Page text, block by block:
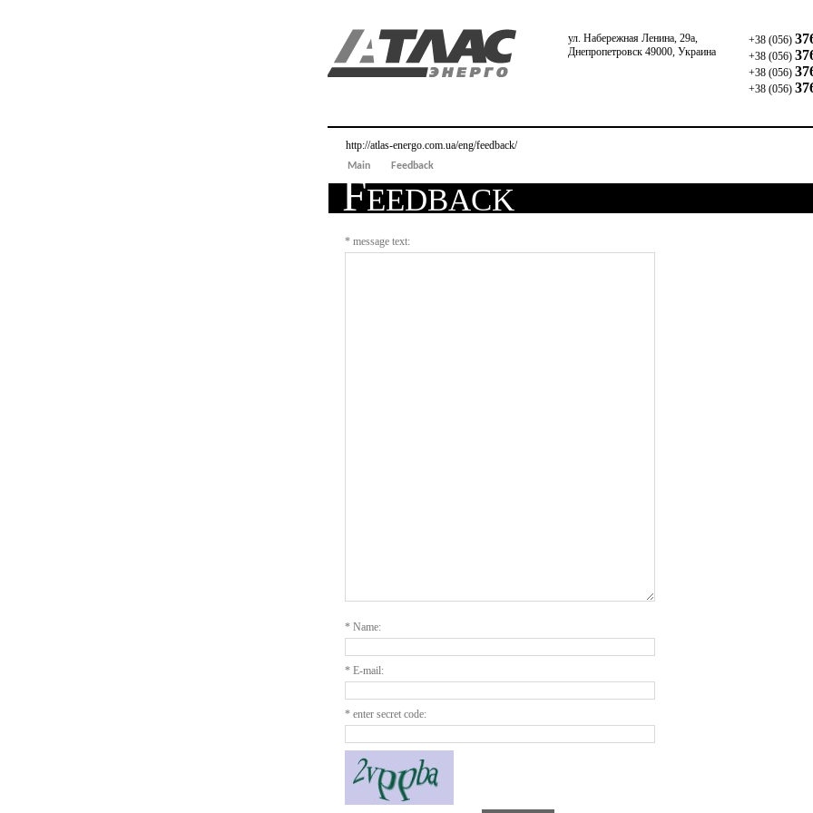
ул. Набережная Ленина, 29а,
Днепропетровск 49000, Украина
+38 (056)
+38 (056)
+38 (056)
+38 (056)
http://atlas-energo.com.ua/eng/feedback/
Main Feedback
Feedback
* message text:
* Name:
* E-mail:
* enter secret code: